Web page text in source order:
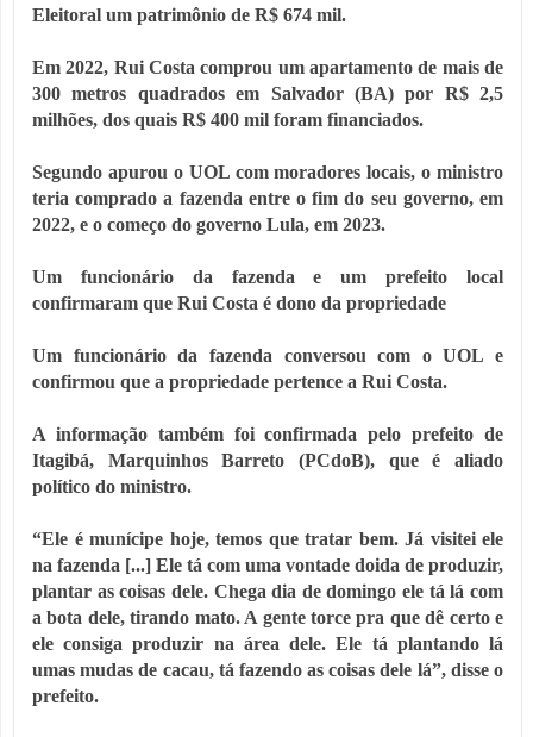
Eleitoral um patrimônio de R$ 674 mil.
Em 2022, Rui Costa comprou um apartamento de mais de
300 metros quadrados em Salvador (BA) por R$ 2,5
milhões, dos quais R$ 400 mil foram financiados.
Segundo apurou o UOL com moradores locais, o ministro
teria comprado a fazenda entre o fim do seu governo, em
2022, e o começo do governo Lula, em 2023.
Um funcionário da fazenda e um prefeito local
confirmaram que Rui Costa é dono da propriedade
Um funcionário da fazenda conversou com o UOL e
confirmou que a propriedade pertence a Rui Costa.
A informação também foi confirmada pelo prefeito de
Itagibá, Marquinhos Barreto (PCdoB), que é aliado
político do ministro.
“Ele é munícipe hoje, temos que tratar bem. Já visitei ele
na fazenda [...] Ele tá com uma vontade doida de produzir,
plantar as coisas dele. Chega dia de domingo ele tá lá com
a bota dele, tirando mato. A gente torce pra que dê certo e
ele consiga produzir na área dele. Ele tá plantando lá
umas mudas de cacau, tá fazendo as coisas dele lá”, disse o
prefeito.